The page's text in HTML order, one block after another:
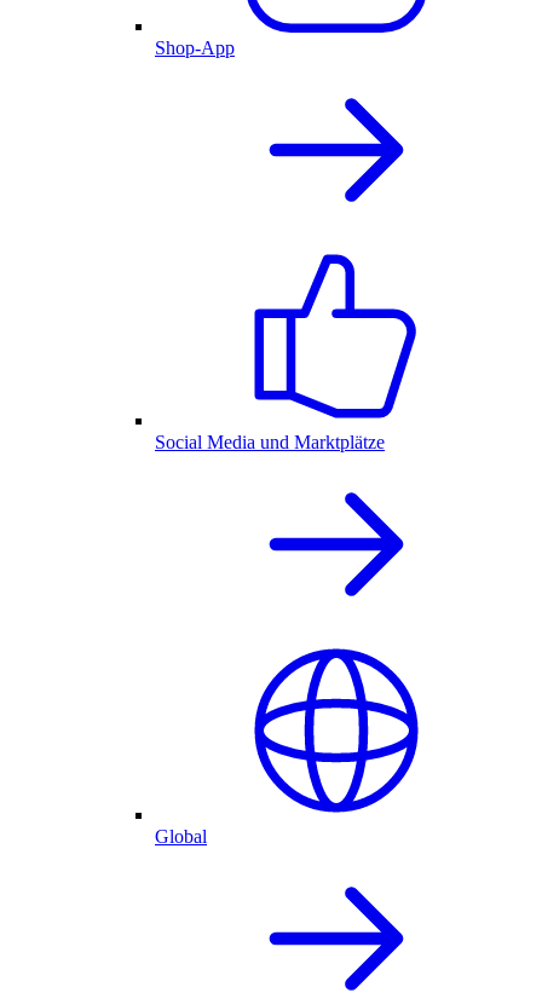
Shop-App
Social Media und Marktplätze
Global